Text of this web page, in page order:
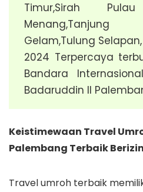
Timur,Sirah Pulau
Gelam,Tulung
2024 Terpercaya
Bandara
Badaruddin II
Keistimewaan Travel
Palembang Terbaik Berizin
Travel umroh terbaik